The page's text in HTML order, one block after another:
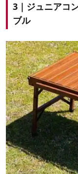
3｜ジュニアコ
ブル